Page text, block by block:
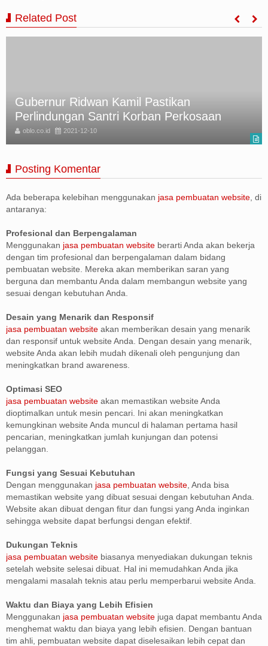
Related Post
Gubernur Ridwan Kamil Pastikan
Perlindungan Santri Korban Perkosaan
oblo.co.id 2021-12-10
Posting Komentar
Ada beberapa kelebihan menggunakan jasa pembuatan website , di
antaranya:
Profesional dan Berpengalaman
Menggunakan jasa pembuatan website berarti Anda akan bekerja
dengan tim profesional dan berpengalaman dalam bidang
pembuatan website. Mereka akan memberikan saran yang
berguna dan membantu Anda dalam membangun website yang
sesuai dengan kebutuhan Anda.
Desain yang Menarik dan Responsif
jasa pembuatan website akan memberikan desain yang menarik
dan responsif untuk website Anda. Dengan desain yang menarik,
website Anda akan lebih mudah dikenali oleh pengunjung dan
meningkatkan brand awareness.
Optimasi SEO
jasa pembuatan website akan memastikan website Anda
dioptimalkan untuk mesin pencari. Ini akan meningkatkan
kemungkinan website Anda muncul di halaman pertama hasil
pencarian, meningkatkan jumlah kunjungan dan potensi
pelanggan.
Fungsi yang Sesuai Kebutuhan
Dengan menggunakan jasa pembuatan website , Anda bisa
memastikan website yang dibuat sesuai dengan kebutuhan Anda.
Website akan dibuat dengan fitur dan fungsi yang Anda inginkan
sehingga website dapat berfungsi dengan efektif.
Dukungan Teknis
jasa pembuatan website biasanya menyediakan dukungan teknis
setelah website selesai dibuat. Hal ini memudahkan Anda jika
mengalami masalah teknis atau perlu memperbarui website Anda.
Waktu dan Biaya yang Lebih Efisien
Menggunakan jasa pembuatan website juga dapat membantu Anda
menghemat waktu dan biaya yang lebih efisien. Dengan bantuan
tim ahli, pembuatan website dapat diselesaikan lebih cepat dan